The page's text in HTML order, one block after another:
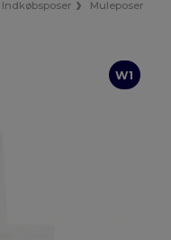
Indkøbsposer
Muleposer
W1